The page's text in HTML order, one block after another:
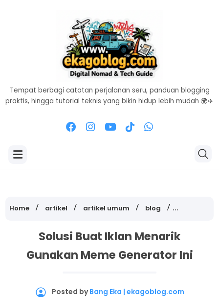
Tempat berbagi catatan perjalanan seru, panduan blogging
praktis, hingga tutorial teknis yang bikin hidup lebih mudah 🌍✈️
Home artikel artikel umum blog catatan
Solusi Buat Iklan Menarik
Gunakan Meme Generator Ini
Posted byBang Eka | ekagoblog.com